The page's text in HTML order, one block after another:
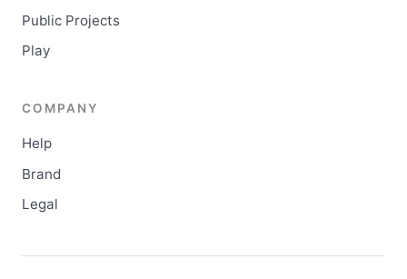
Public Projects
Play
COMPANY
Help
Brand
Legal